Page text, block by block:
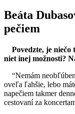
Beáta
pečiem
Povedzte, je niečo
niet inej možnosti?
“Nemám
oveľa ľahšie, lebo
napečiem takmer
cestovaní za